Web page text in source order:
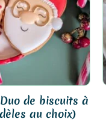
de biscuits à
au choix)